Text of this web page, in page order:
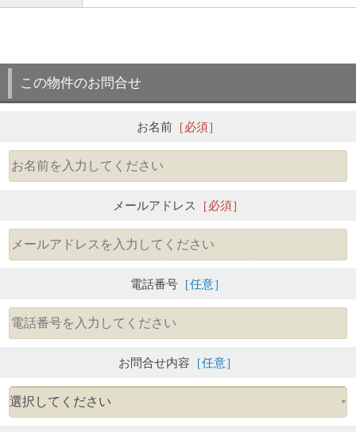
この物件のお問合せ
お名前［必須］
メールアドレス ［必須］
電話番号 ［任意］
お問合せ内容 ［任意］